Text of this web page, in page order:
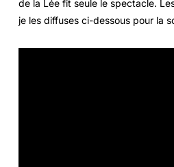
de la Lée fit seule le spectacle.
je les diffuses ci-dessous pour la